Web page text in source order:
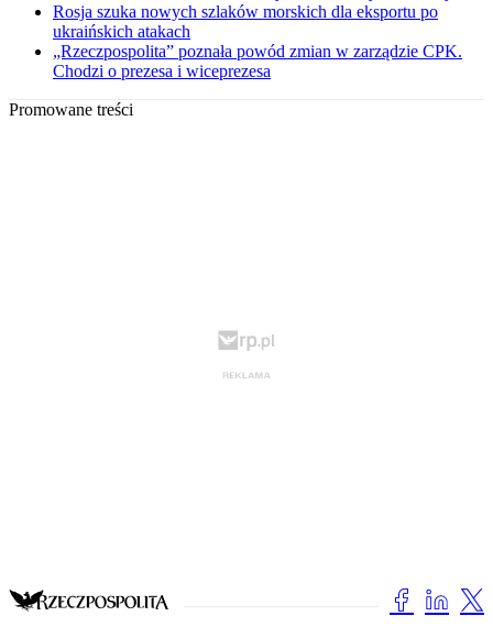
Rosja szuka nowych szlaków morskich dla eksportu po
ukraińskich atakach
„Rzeczpospolita” poznała powód zmian w zarządzie CPK.
Chodzi o prezesa i wiceprezesa
Promowane treści